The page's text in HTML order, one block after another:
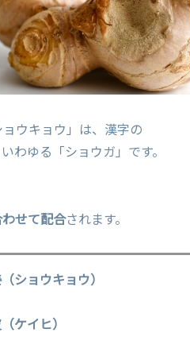
キョウ」は、漢字の
る「ショウガ」です。
せて配合されます。
ショウキョウ）
ケイヒ）